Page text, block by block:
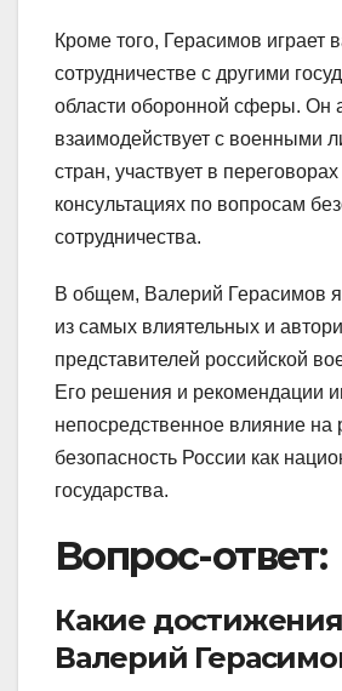
Кроме того, Герасимов играет
сотрудничестве с другими
области оборонной сферы. Он
взаимодействует с военными
стран, участвует в переговорах
консультациях по вопросам
сотрудничества.
В общем, Валерий Герасимов
из самых влиятельных и
представителей российской
Его решения и рекомендации
непосредственное влияние на
безопасность России как
государства.
Вопрос-ответ:
Какие
Валерий